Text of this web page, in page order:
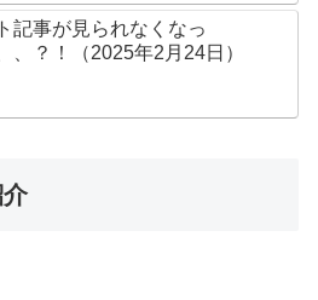
記事が見られなくなっ
、？！（2025年2月24日）